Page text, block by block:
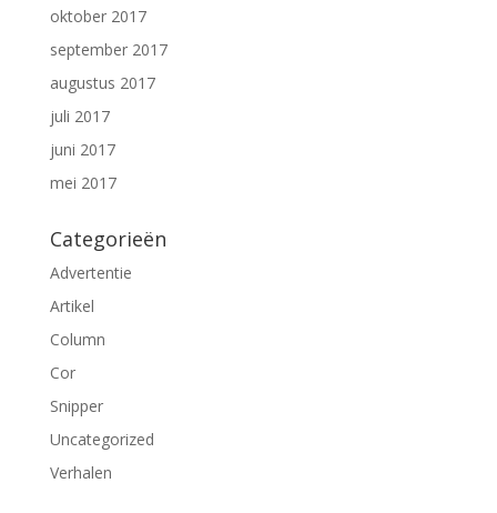
oktober 2017
september 2017
augustus 2017
juli 2017
juni 2017
mei 2017
Categorieën
Advertentie
Artikel
Column
Cor
Snipper
Uncategorized
Verhalen